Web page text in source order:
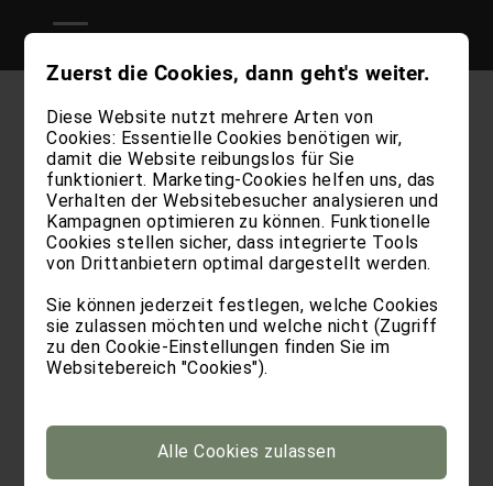
Anfahrt | Kontakt Unsere Adresse ist: Kirchweg
24 39030 Sexten Südtirol – Italien Für weitere
Informationen sind wir telefonisch unter +39
342 802 0028 oder per E-Mail unter
info@stabingerhof.it verfügbar. Wir holen Sie
auch gerne mit unserem...
WEITERLESEN
Zuerst die Cookies, dann geht's weiter.
Diese Website nutzt mehrere Arten von
Cookies: Essentielle Cookies benötigen wir,
damit die Website reibungslos für Sie
funktioniert. Marketing-Cookies helfen uns, das
Verhalten der Websitebesucher analysieren und
Kampagnen optimieren zu können. Funktionelle
Cookies stellen sicher, dass integrierte Tools
von Drittanbietern optimal dargestellt werden.
Sie können jederzeit festlegen, welche Cookies
sie zulassen möchten und welche nicht (Zugriff
zu den Cookie-Einstellungen finden Sie im
Websitebereich "Cookies").
Alle Cookies zulassen